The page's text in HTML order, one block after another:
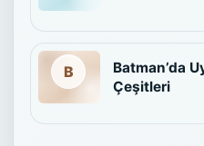
Batman’da
Çeşitleri